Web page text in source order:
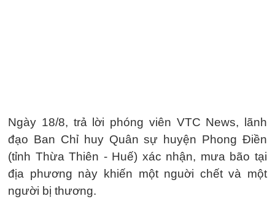
Ngày 18/8, trả lời phóng viên VTC News, lãnh
đạo Ban Chỉ huy Quân sự huyện Phong Điền
(tỉnh Thừa Thiên - Huế) xác nhận, mưa bão tại
địa phương này khiến một nguời chết và một
người bị thương.